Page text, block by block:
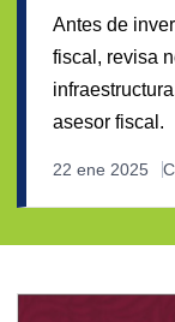
Antes de
fiscal, revisa
asesor fiscal.
22 ene 2025